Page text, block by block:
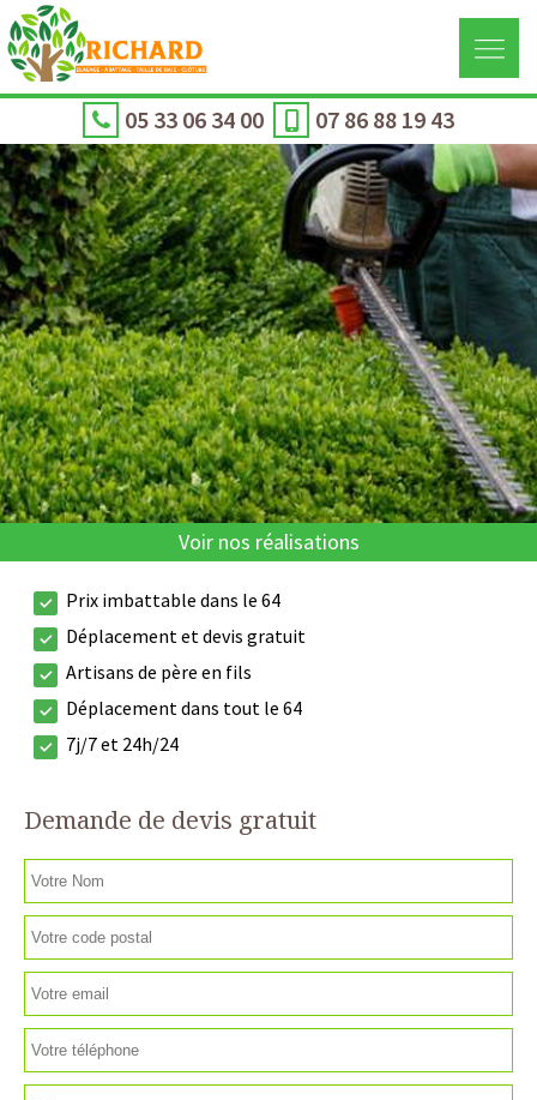
05 33 06 34 00 07 86 88 19 43
Voir nos réalisations
Prix imbattable dans le 64
Déplacement et devis gratuit
Artisans de père en fils
Déplacement dans tout le 64
7j/7 et 24h/24
Demande de devis gratuit